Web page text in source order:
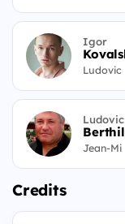
Igor
Ludovic
Ludovic
Jean-Mi
Credits